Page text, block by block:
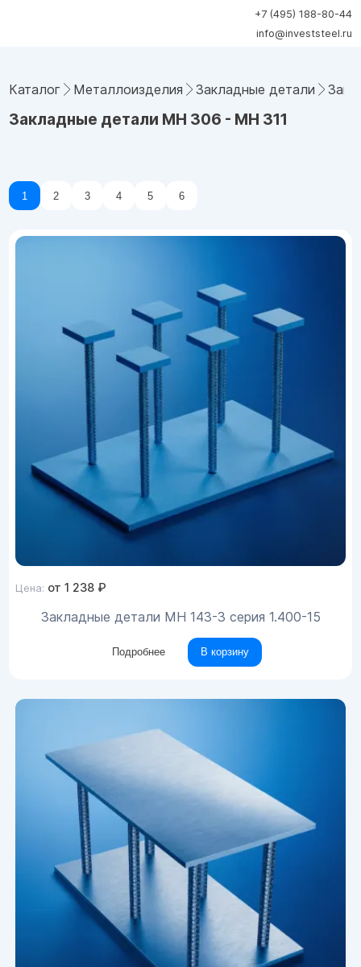
+7 (495) 188-80-44
info@investsteel.ru
Каталог Металлоизделия Закладные детали
Закладные детали МН 306 - МН 311
1 2 3 4 5 6
Цена: от1 238 ₽
Закладные детали МН 143-3 серия 1.400-15
Подробнее В корзину